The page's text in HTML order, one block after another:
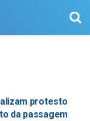
protesto
da passagem